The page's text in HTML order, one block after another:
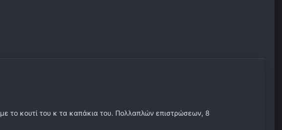
το κουτί του κ τα καπάκια του. Πολλαπλών επιστρώσεων, 8